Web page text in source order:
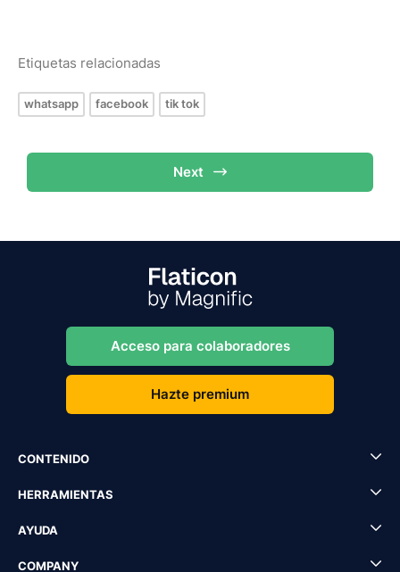
Etiquetas relacionadas
whatsapp facebook tik tok
Next
Acceso para colaboradores
Hazte premium
CONTENIDO
HERRAMIENTAS
AYUDA
COMPANY